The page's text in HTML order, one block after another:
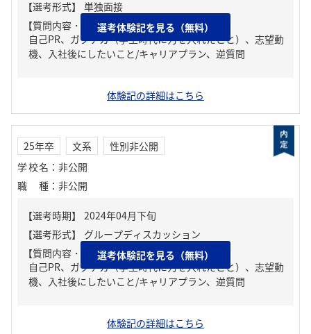
【質問内容・課題】
自己PR、ガクチカ（学生時代に力を入れたこと）、志望動
機、入社後にしたいこと/キャリアプラン、逆質問
選考体験記を見る（無料）
体験記の詳細はこちら
25年卒 文系
性別非公開
学校名 ： 非公開
職種 ： 非公開
【質問内容・課題】
自己PR、ガクチカ（学生時代に力を入れたこと）、志望動
機、入社後にしたいこと/キャリアプラン、逆質問
選考体験記を見る（無料）
体験記の詳細はこちら